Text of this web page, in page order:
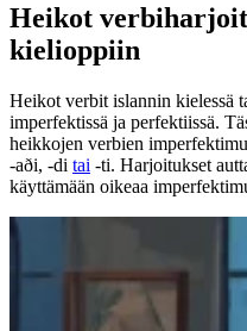
Heikot
kielioppiin
Heikot verbit islannin kielessä
imperfektissä ja perfektiissä.
heikkojen verbien
-aði, -di tai -ti. Harjoitukset
käyttämään oikeaa